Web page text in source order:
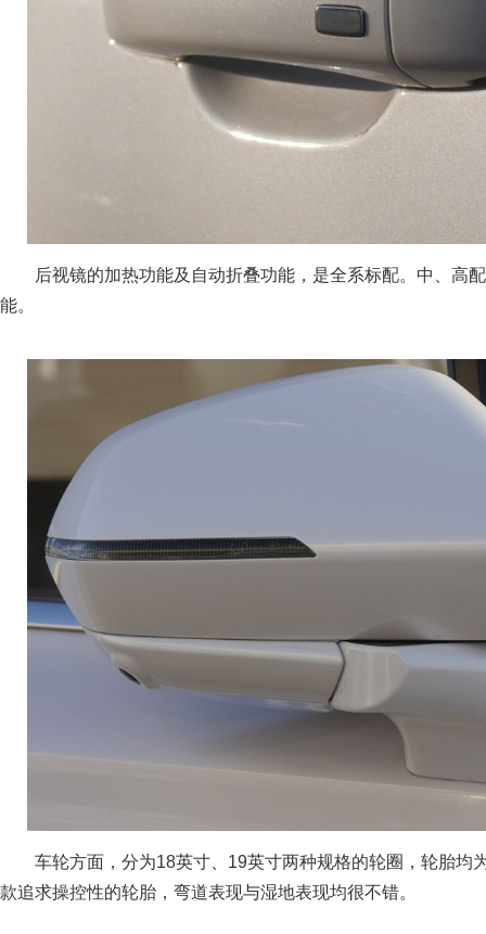
后视镜的加热功能及自动折叠功能，是全系标配。中、高
能。
车轮方面，分为18英寸、19英寸两种规格的轮圈，轮胎均
款追求操控性的轮胎，弯道表现与湿地表现均很不错。